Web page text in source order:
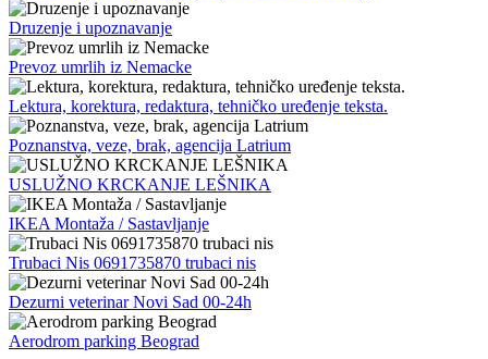
Druzenje i upoznavanje
Prevoz umrlih iz Nemacke
Lektura, korektura, redaktura, tehničko uređenje teksta.
Poznanstva, veze, brak, agencija Latrium
USLUŽNO KRCKANJE LEŠNIKA
IKEA Montaža / Sastavljanje
Trubaci Nis 0691735870 trubaci nis
Dezurni veterinar Novi Sad 00-24h
Aerodrom parking Beograd